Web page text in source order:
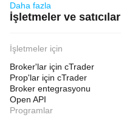
Daha fazla
İşletmeler ve satıcılar
İşletmeler için
Broker'lar için cTrader
Prop'lar için cTrader
Broker entegrasyonu
Open API
Programlar